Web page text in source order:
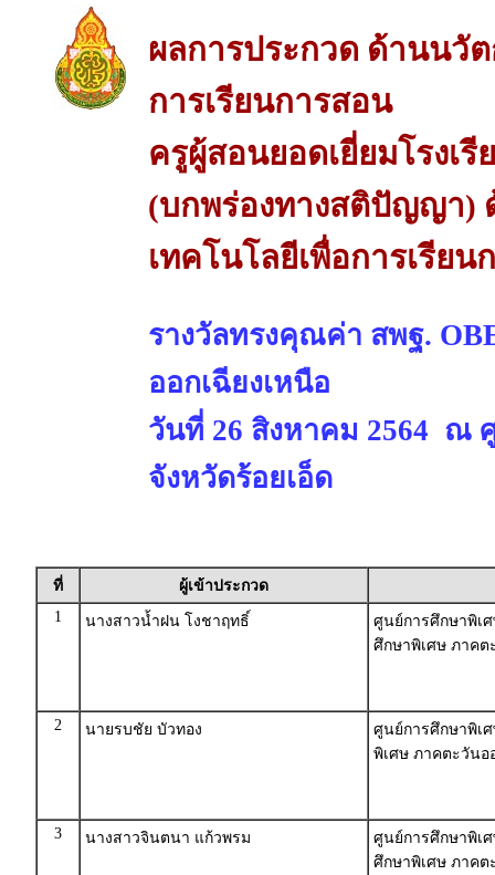
ผลการประกวด ด้านนวั
การเรียนการสอน
ครูผู้สอนยอดเยี่ยมโรงเ
(บกพร่องทางสติปัญญา)
เทคโนโลยีเพื่อการเรียน
รางวัลทรงคุณค่า สพฐ.
ออกเฉียงเหนือ
วันที่ 26 สิงหาคม 2564 ณ
จังหวัดร้อยเอ็ด
ที่
ผู้เข้าประกวด
1
นางสาวน้ำฝน โงชาฤทธิ์
ศูนย์การศึกษาพิเ
ศึกษาพิเศษ ภาคต
2 นายรบชัย บัวทอง
ศูนย์การศึกษาพิเ
พิเศษ ภาคตะวันอ
3 นางสาวจินตนา แก้วพรม
ศูนย์การศึกษาพิเ
ศึกษาพิเศษ ภาคต